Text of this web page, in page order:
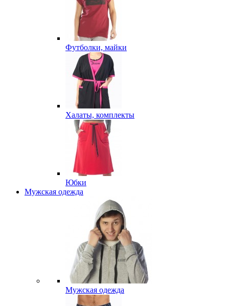
Футболки, майки
Халаты, комплекты
Юбки
Мужская одежда
Мужская одежда